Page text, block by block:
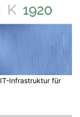
Infrastruktur für